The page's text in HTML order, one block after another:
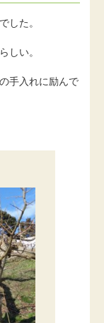
した。
らしい。
手入れに励んで